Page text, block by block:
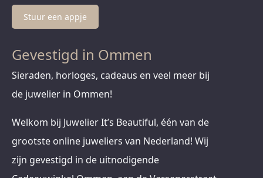
Stuur een appje
Gevestigd in Ommen
Sieraden, horloges, cadeaus en veel meer bij
de juwelier in Ommen!
Welkom bij Juwelier It’s Beautiful, één van de
grootste online juweliers van Nederland! Wij
zijn gevestigd in de uitnodigende